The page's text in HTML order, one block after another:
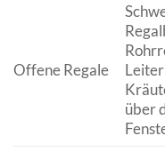
Offene Regale
über